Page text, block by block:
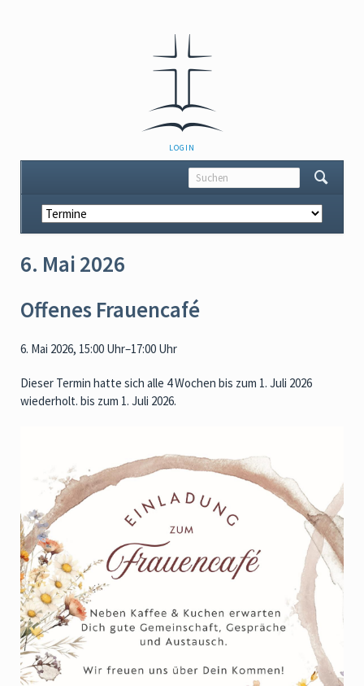
NAVIGATION
ÜBERSPRINGEN
LOGIN
Navigation
überspringen
6. Mai 2026
Offenes Frauencafé
6. Mai 2026, 15:00 Uhr–17:00 Uhr
Dieser Termin hatte sich alle 4 Wochen bis zum 1. Juli 2026
wiederholt. bis zum 1. Juli 2026.